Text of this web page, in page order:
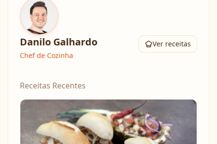
Danilo Galhardo
Chef de Cozinha
Ver receitas
Receitas Recentes